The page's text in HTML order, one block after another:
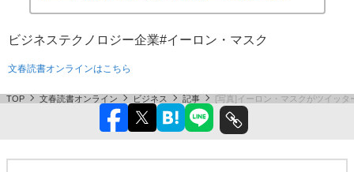
ビジネステクノロジー企業#イーロン・マスク
文春読書オンラインはこちら
TOP 文春読書オンライン ビジネス 記事 [写真]イーロン・マスクがツイッ